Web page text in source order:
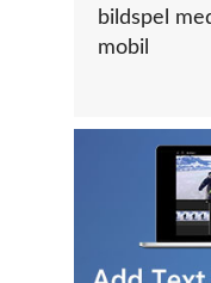
bildspel
mobil